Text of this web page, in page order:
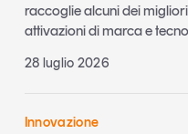
raccoglie alcuni dei
attivazioni di marca e
28 luglio 2026
Innovazione